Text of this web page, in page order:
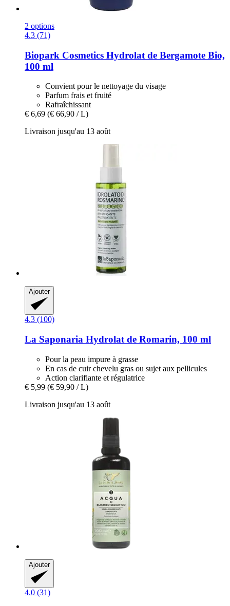
2 options
4.3 (71)
Biopark Cosmetics Hydrolat de Bergamote Bio,
100 ml
Convient pour le nettoyage du visage
Parfum frais et fruité
Rafraîchissant
€ 6,69 (€ 66,90 / L)
Livraison jusqu'au 13 août
Ajouter
4.3 (100)
La Saponaria Hydrolat de Romarin, 100 ml
Pour la peau impure à grasse
En cas de cuir chevelu gras ou sujet aux pellicules
Action clarifiante et régulatrice
€ 5,99 (€ 59,90 / L)
Livraison jusqu'au 13 août
Ajouter
4.0 (31)